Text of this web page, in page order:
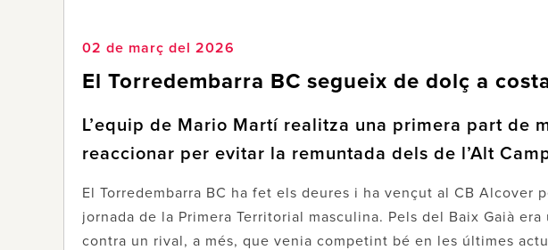
02 de març del 2026
El Torredembarra BC segueix de dolç a
L’equip de Mario Martí realitza una primera part de
reaccionar per evitar la remuntada dels de l’Alt
El Torredembarra BC ha fet els deures i ha vençut al CB Alcover
jornada de la Primera Territorial masculina. Pels del Baix Gaià
contra un rival, a més, que venia competint bé en les últimes